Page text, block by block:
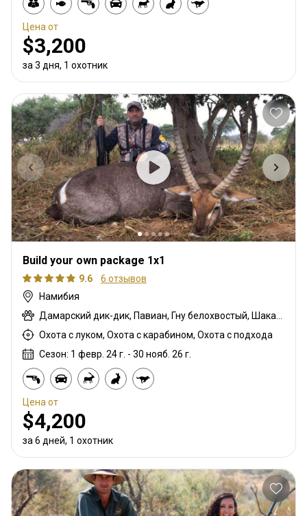
Цена от
$3,200
за 3 дня, 1 охотник
Build your own package 1x1
9.6
6 отзывов
Намибия
Охота с луком, Охота с карабином, Охота с подхода
Сезон: 1 февр. 24 г. - 30 нояб. 26 г.
Цена от
$4,200
за 6 дней, 1 охотник